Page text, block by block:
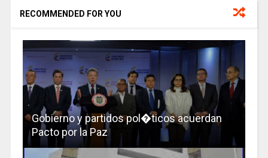
RECOMMENDED FOR YOU
Gobierno y partidos pol�ticos acuerdan
Pacto por la Paz